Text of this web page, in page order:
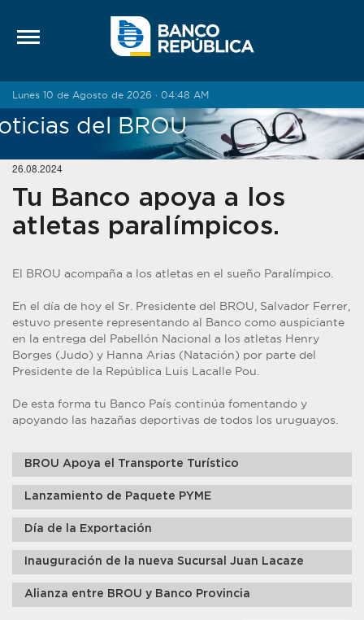
Lunes 10 de Agosto de 2026 · 04:48 AM
del BROU
26.08.2024
Tu Banco apoya a los
atletas paralímpicos.
El BROU acompaña a los atletas en el sueño Paralímpico.
En el día de hoy el Sr. Presidente del BROU, Salvador Ferrer,
estuvo presente representando al Banco como auspiciante
en la entrega del Pabellón Nacional a los atletas Henry
Borges (Judo) y Hanna Arias (Natación) por parte del
Presidente de la República Luis Lacalle Pou.
De esta forma tu Banco País continúa fomentando y
apoyando las hazañas deportivas de todos los uruguayos.
BROU Apoya el Transporte Turístico
Lanzamiento de Paquete PYME
Día de la Exportación
Inauguración de la nueva Sucursal Juan Lacaze
Alianza entre BROU y Banco Provincia